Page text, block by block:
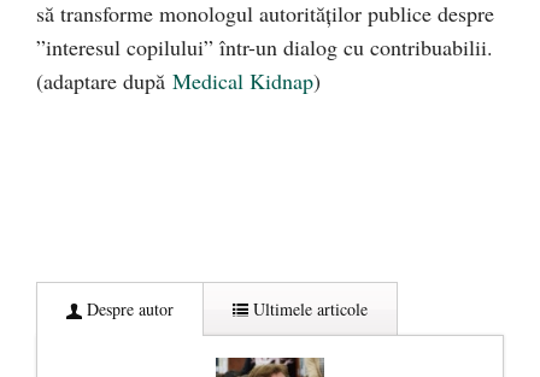
să transforme monologul autorităților publice despre
”interesul copilului” într-un dialog cu contribuabilii.
(adaptare după Medical Kidnap)
Despre autor Ultimele articole